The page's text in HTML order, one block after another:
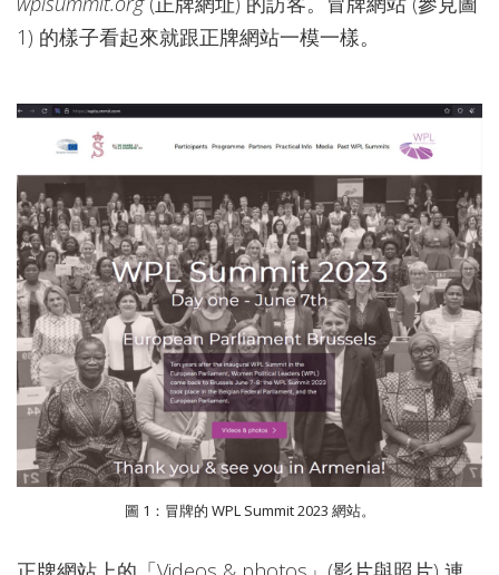
1) 的樣子看起來就跟正牌網站一模一樣。
圖 1：冒牌的 WPL Summit 2023 網站。